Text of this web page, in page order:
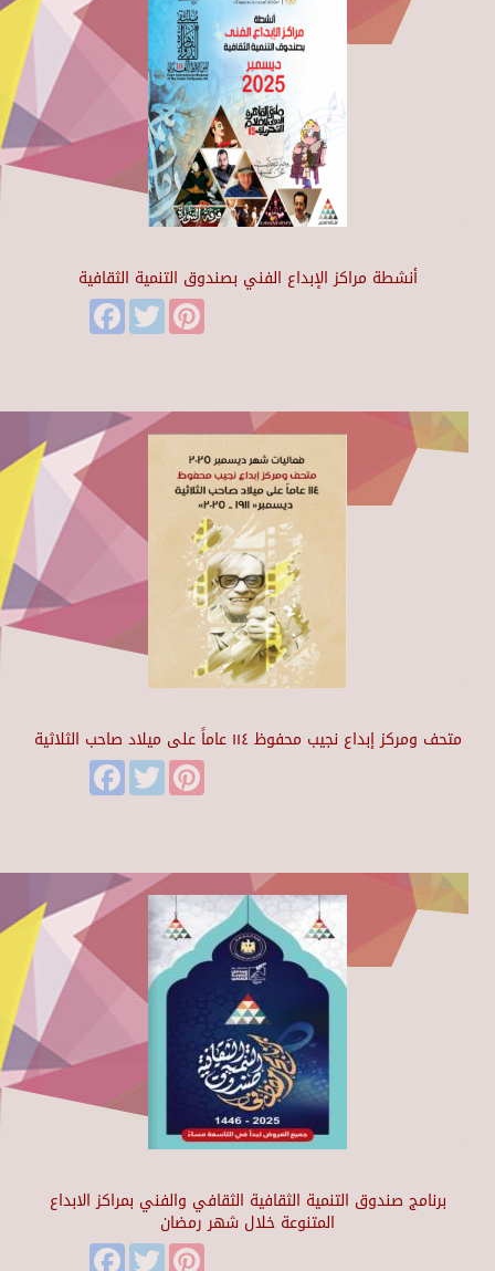
أنشطة مراكز الإبداع الفني بصندوق التنمية الثقافية
FacebookTwitter
متحف ومركز إبداع نجيب محفوظ ١١٤ عاماً على ميلاد صاحب الثلاثية
FacebookTwitter
برنامج صندوق التنمية الثقافية الثقافي والفني بمراكز الابداع
المتنوعة خلال شهر رمضان
FacebookTwitter